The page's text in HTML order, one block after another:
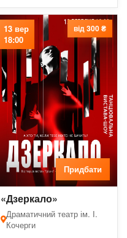
13 вер
18:00
від 300 ₴
Придбати
«Дзеркало»
Драматичний театр ім. І.
Кочерги